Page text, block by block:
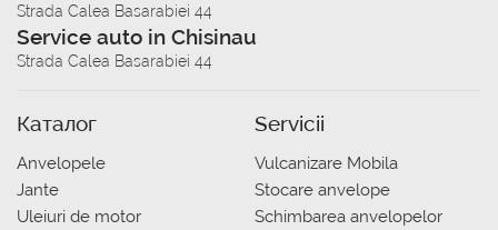
Strada Calea Basarabiei 44
Service auto in Chisinau
Strada Calea Basarabiei 44
Каталог
Anvelopele
Jante
Uleiuri de motor
Servicii
Vulcanizare Mobila
Stocare anvelope
Schimbarea anvelopelor